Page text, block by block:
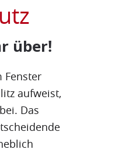
über!
Fenster
aufweist,
Das